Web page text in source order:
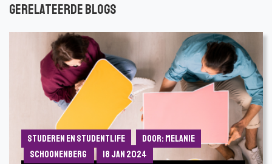
Gerelateerde blogs
Studeren en Studentlife
Door: Melanie
Schoonenberg
18 jan 2024